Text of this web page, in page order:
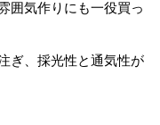
囲気作りにも一役買っ
ぎ、採光性と通気性が